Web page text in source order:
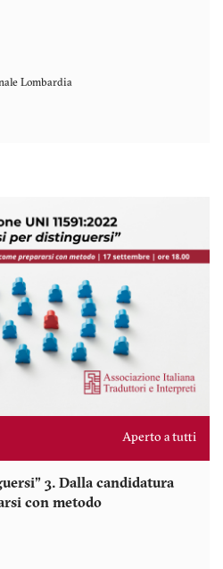
Lombardia
Aperto a tutti
3. Dalla candidatura
con metodo